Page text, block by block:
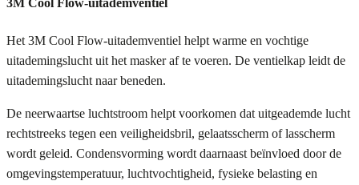
3M Cool Flow-uitademventiel
Het 3M Cool Flow-uitademventiel helpt warme en vochtige
uitademingslucht uit het masker af te voeren. De ventielkap leidt de
uitademingslucht naar beneden.
De neerwaartse luchtstroom helpt voorkomen dat uitgeademde lucht
rechtstreeks tegen een veiligheidsbril, gelaatsscherm of lasscherm
wordt geleid. Condensvorming wordt daarnaast beïnvloed door de
omgevingstemperatuur, luchtvochtigheid, fysieke belasting en